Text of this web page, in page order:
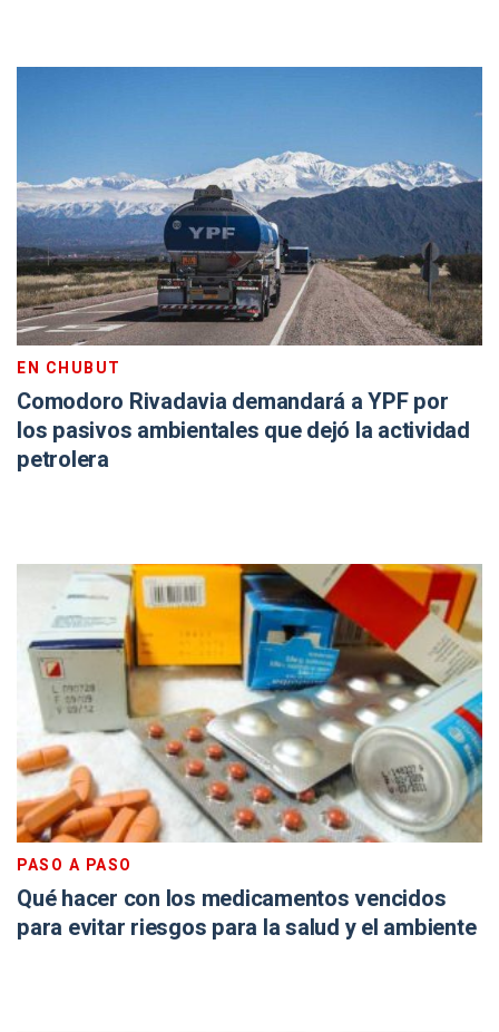
EN CHUBUT
Comodoro Rivadavia demandará a YPF por
los pasivos ambientales que dejó la actividad
petrolera
PASO A PASO
Qué hacer con los medicamentos vencidos
para evitar riesgos para la salud y el ambiente